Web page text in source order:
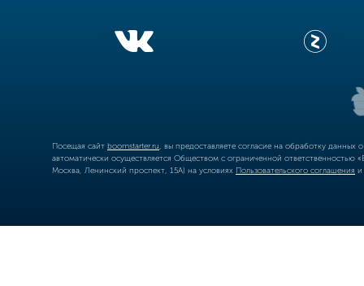
Посещая сайт boomstarter.ru , вы предоставляете согласие на обработку
автоматически осуществляется Обществом с ограниченной
Москва, Ленинский проспект, 15А) на условиях Пользовательского соглашения и